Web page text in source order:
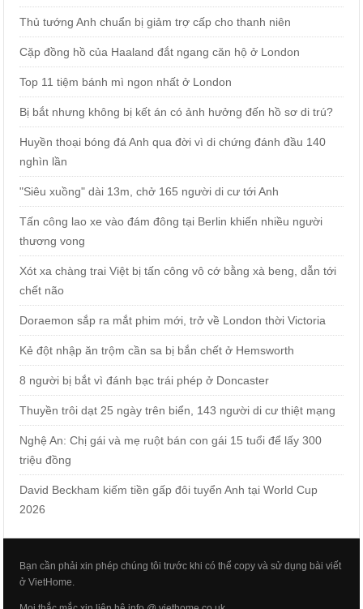
Thủ tướng Anh chuẩn bị giảm trợ cấp cho thanh niên
Cặp đồng hồ của Haaland đắt ngang căn hộ ở London
Top 11 tiệm bánh mì ngon nhất ở London
Bị bắt nhưng không bị kết án có ảnh hưởng đến hồ sơ di trú?
Huyền thoại bóng đá Anh qua đời vì di chứng đánh đầu 140
nghìn lần
"Siêu xuồng" dài 13m, chở 165 người di cư tới Anh
Tấn công lao xe vào đám đông tại Berlin khiến nhiều người
thương vong
Xót xa chàng trai Việt bị tấn công vô cớ bằng xà beng, dẫn tới
chết não
Doraemon sắp ra mắt phim mới, trở về London thời Victoria
Kẻ đột nhập ăn trộm cần sa bị bắn chết ở Hemsworth
8 người bị bắt vì đánh bạc trái phép ở Doncaster
Thuyền trôi dạt 25 ngày trên biển, 143 người di cư thiệt mạng
Nghệ An: Chị gái và mẹ ruột bán con gái 15 tuổi để lấy 300
triệu đồng
David Beckham kiếm tiền gấp đôi tuyển Anh tại World Cup
2026
Bạn cần phải xin phép chúng tôi trước khi có thể copy và sử dụng bài viết
ở VietHome.